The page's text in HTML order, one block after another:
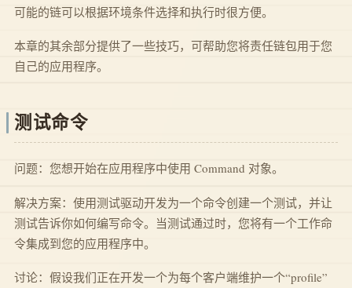
可能的链可以根据环境条件选择和执行时很方便。
本章的其余部分提供了一些技巧，可帮助您将责任链包用于您
自己的应用程序。
测试命令
问题：您想开始在应用程序中使用 Command 对象。
解决方案：使用测试驱动开发为一个命令创建一个测试，并让
测试告诉你如何编写命令。当测试通过时，您将有一个工作命
令集成到您的应用程序中。
讨论：假设我们正在开发一个为每个客户端维护一个“profile”